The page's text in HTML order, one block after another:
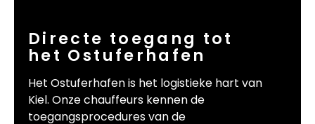
Directe toegang tot
het Ostuferhafen
Het Ostuferhafen is het logistieke hart van
Kiel. Onze chauffeurs kennen de
toegangsprocedures van de